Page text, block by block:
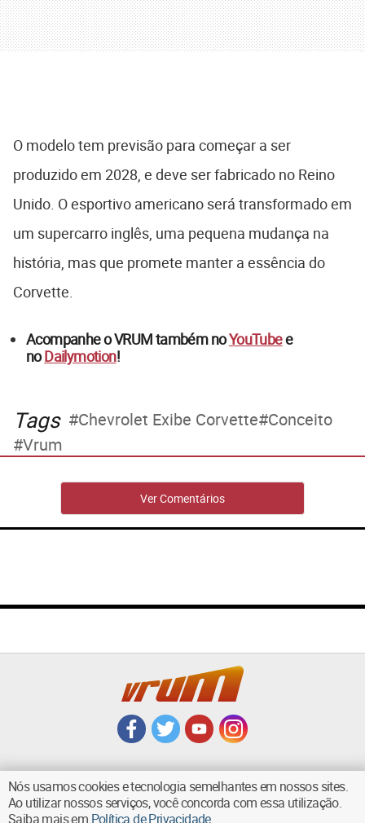
O modelo tem previsão para começar a ser
produzido em 2028, e deve ser fabricado no Reino
Unido. O esportivo americano será transformado em
um supercarro inglês, uma pequena mudança na
história, mas que promete manter a essência do
Corvette.
Acompanhe o VRUM também noYouTubee
noDailymotion!
Tags Chevrolet Exibe Corvette Conceito
Vrum
Ver Comentários
VOLTAR AO TOPO
Nós usamos cookies e tecnologia semelhantes em nossos sites.
Ao utilizar nossos serviços, você concorda com essa utilização.
Saiba mais em Política de Privacidade.